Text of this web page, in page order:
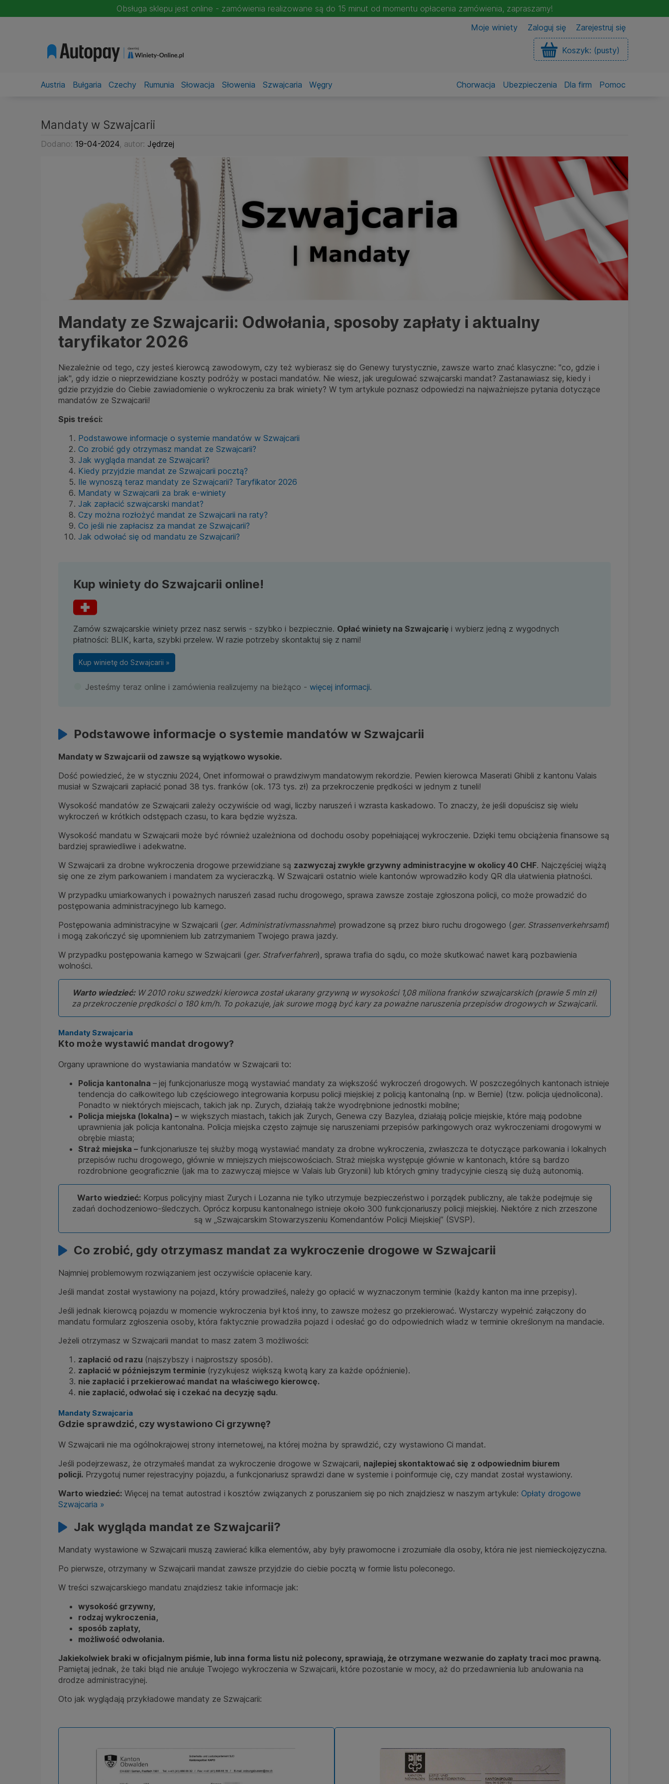
Obsługa sklepu jest online - zamówienia realizowane są do 15 minut od momentu opłacenia zamówienia, zapraszamy!
Moje winiety
Zaloguj się Zarejestruj się
Koszyk: (pusty)
Austria Bułgaria Czechy Rumunia Słowacja Słowenia Szwajcaria Węgry Chorwacja Ubezpieczenia Dla firm Pomoc
Mandaty w Szwajcarii
Dodano: 19-04-2024, autor: Jędrzej
Mandaty ze Szwajcarii: Odwołania, sposoby zapłaty i aktualny
taryfikator 2026
Niezależnie od tego, czy jesteś kierowcą zawodowym, czy też wybierasz się do Genewy turystycznie, zawsze warto znać klasyczne: "co, gdzie i
jak", gdy idzie o nieprzewidziane koszty podróży w postaci mandatów. Nie wiesz, jak uregulować szwajcarski mandat? Zastanawiasz się, kiedy i
gdzie przyjdzie do Ciebie zawiadomienie o wykroczeniu za brak winiety? W tym artykule poznasz odpowiedzi na najważniejsze pytania dotyczące
mandatów ze Szwajcarii!
Spis treści:
Podstawowe informacje o systemie mandatów w Szwajcarii
Co zrobić gdy otrzymasz mandat ze Szwajcarii?
Jak wygląda mandat ze Szwajcarii?
Kiedy przyjdzie mandat ze Szwajcarii pocztą?
Ile wynoszą teraz mandaty ze Szwajcarii? Taryfikator 2026
Mandaty w Szwajcarii za brak e-winiety
Jak zapłacić szwajcarski mandat?
Czy można rozłożyć mandat ze Szwajcarii na raty?
Co jeśli nie zapłacisz za mandat ze Szwajcarii?
Jak odwołać się od mandatu ze Szwajcarii?
Kup winiety do Szwajcarii online!
Zamów szwajcarskie winiety przez nasz serwis - szybko i bezpiecznie. Opłać winiety na Szwajcarię i wybierz jedną z wygodnych
płatności: BLIK, karta, szybki przelew. W razie potrzeby skontaktuj się z nami!
Kup winietę do Szwajcarii »
Jesteśmy teraz online i zamówienia realizujemy na bieżąco - więcej informacji.
Podstawowe informacje o systemie mandatów w Szwajcarii
Mandaty w Szwajcarii od zawsze są wyjątkowo wysokie.
Dość powiedzieć, że w styczniu 2024, Onet informował o prawdziwym mandatowym rekordzie. Pewien kierowca Maserati Ghibli z kantonu Valais
musiał w Szwajcarii zapłacić ponad 38 tys. franków (ok. 173 tys. zł) za przekroczenie prędkości w jednym z tuneli!
Wysokość mandatów ze Szwajcarii zależy oczywiście od wagi, liczby naruszeń i wzrasta kaskadowo. To znaczy, że jeśli dopuścisz się wielu
wykroczeń w krótkich odstępach czasu, to kara będzie wyższa.
Wysokość mandatu w Szwajcarii może być również uzależniona od dochodu osoby popełniającej wykroczenie. Dzięki temu obciążenia finansowe są
bardziej sprawiedliwe i adekwatne.
W Szwajcarii za drobne wykroczenia drogowe przewidziane są zazwyczaj zwykłe grzywny administracyjne w okolicy 40 CHF. Najczęściej wiążą
się one ze złym parkowaniem i mandatem za wycieraczką. W Szwajcarii ostatnio wiele kantonów wprowadziło kody QR dla ułatwienia płatności.
W przypadku umiarkowanych i poważnych naruszeń zasad ruchu drogowego, sprawa zawsze zostaje zgłoszona policji, co może prowadzić do
postępowania administracyjnego lub karnego.
Postępowania administracyjne w Szwajcarii (ger. Administrativmassnahme) prowadzone są przez biuro ruchu drogowego (ger. Strassenverkehrsamt)
i mogą zakończyć się upomnieniem lub zatrzymaniem Twojego prawa jazdy.
W przypadku postępowania karnego w Szwajcarii (ger. Strafverfahren), sprawa trafia do sądu, co może skutkować nawet karą pozbawienia
wolności.
Warto wiedzieć:W 2010 roku szwedzki kierowca został ukarany grzywną w wysokości 1,08 miliona franków szwajcarskich (prawie 5 mln zł)
za przekroczenie prędkości o 180 km/h. To pokazuje, jak surowe mogą być kary za poważne naruszenia przepisów drogowych w Szwajcarii.
Mandaty Szwajcaria
Kto może wystawić mandat drogowy?
Organy uprawnione do wystawiania mandatów w Szwajcarii to:
Policja kantonalna – jej funkcjonariusze mogą wystawiać mandaty za większość wykroczeń drogowych. W poszczególnych kantonach istnieje
tendencja do całkowitego lub częściowego integrowania korpusu policji miejskiej z policją kantonalną (np. w Bernie) (tzw. policja ujednolicona).
Ponadto w niektórych miejscach, takich jak np. Zurych, działają także wyodrębnione jednostki mobilne;
Policja miejska (lokalna) – w większych miastach, takich jak Zurych, Genewa czy Bazylea, działają policje miejskie, które mają podobne
uprawnienia jak policja kantonalna. Policja miejska często zajmuje się naruszeniami przepisów parkingowych oraz wykroczeniami drogowymi w
obrębie miasta;
Straż miejska – funkcjonariusze tej służby mogą wystawiać mandaty za drobne wykroczenia, zwłaszcza te dotyczące parkowania i lokalnych
przepisów ruchu drogowego, głównie w mniejszych miejscowościach. Straż miejska występuje głównie w kantonach, które są bardzo
rozdrobnione geograficznie (jak ma to zazwyczaj miejsce w Valais lub Gryzonii) lub których gminy tradycyjnie cieszą się dużą autonomią.
Warto wiedzieć:Korpus policyjny miast Zurych i Lozanna nie tylko utrzymuje bezpieczeństwo i porządek publiczny, ale także podejmuje się
zadań dochodzeniowo-śledczych. Oprócz korpusu kantonalnego istnieje około 300 funkcjonariuszy policji miejskiej. Niektóre z nich zrzeszone
są w „Szwajcarskim Stowarzyszeniu Komendantów Policji Miejskiej” (SVSP).
Co zrobić, gdy otrzymasz mandat za wykroczenie drogowe w Szwajcarii
Najmniej problemowym rozwiązaniem jest oczywiście opłacenie kary.
Jeśli mandat został wystawiony na pojazd, który prowadziłeś, należy go opłacić w wyznaczonym terminie (każdy kanton ma inne przepisy).
Jeśli jednak kierowcą pojazdu w momencie wykroczenia był ktoś inny, to zawsze możesz go przekierować. Wystarczy wypełnić załączony do
mandatu formularz zgłoszenia osoby, która faktycznie prowadziła pojazd i odesłać go do odpowiednich władz w terminie określonym na mandacie.
Jeżeli otrzymasz w Szwajcarii mandat to masz zatem 3 możliwości:
zapłacić od razu (najszybszy i najprostszy sposób).
zapłacić w późniejszym terminie (ryzykujesz większą kwotą kary za każde opóźnienie).
nie zapłacić i przekierować mandat na właściwego kierowcę.
nie zapłacić, odwołać się i czekać na decyzję sądu.
Mandaty Szwajcaria
Gdzie sprawdzić, czy wystawiono Ci grzywnę?
W Szwajcarii nie ma ogólnokrajowej strony internetowej, na której można by sprawdzić, czy wystawiono Ci mandat.
Jeśli podejrzewasz, że otrzymałeś mandat za wykroczenie drogowe w Szwajcarii, najlepiej skontaktować się z odpowiednim biurem
policji. Przygotuj numer rejestracyjny pojazdu, a funkcjonariusz sprawdzi dane w systemie i poinformuje cię, czy mandat został wystawiony.
Warto wiedzieć: Więcej na temat autostrad i kosztów związanych z poruszaniem się po nich znajdziesz w naszym artykule: Opłaty drogowe
Szwajcaria »
Jak wygląda mandat ze Szwajcarii?
Mandaty wystawione w Szwajcarii muszą zawierać kilka elementów, aby były prawomocne i zrozumiałe dla osoby, która nie jest niemieckojęzyczna.
Po pierwsze, otrzymany w Szwajcarii mandat zawsze przyjdzie do ciebie pocztą w formie listu poleconego.
W treści szwajcarskiego mandatu znajdziesz takie informacje jak:
wysokość grzywny,
rodzaj wykroczenia,
sposób zapłaty,
możliwość odwołania.
Jakiekolwiek braki w oficjalnym piśmie, lub inna forma listu niż polecony, sprawiają, że otrzymane wezwanie do zapłaty traci moc prawną.
Pamiętaj jednak, że taki błąd nie anuluje Twojego wykroczenia w Szwajcarii, które pozostanie w mocy, aż do przedawnienia lub anulowania na
drodze administracyjnej.
Oto jak wyglądają przykładowe mandaty ze Szwajcarii: